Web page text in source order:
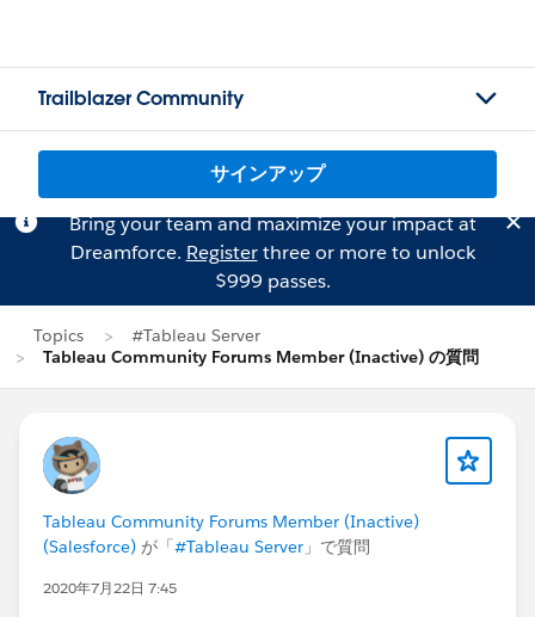
Trailblazer Community
サインアップ
Bring your team and maximize your impact at
Dreamforce. Registerthree or more to unlock
$999 passes.
Topics
#Tableau Server
Tableau Community Forums Member (Inactive) の質問
Tableau Community Forums Member (Inactive)
(Salesforce) が「#Tableau Server 」で質問
2020年7月22日 7:45